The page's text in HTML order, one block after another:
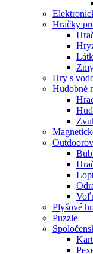
Hračky
Hry s
Hudobné
Plyšové
Puzzle